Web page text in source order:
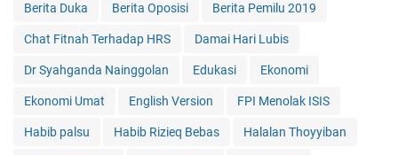
Berita Duka Berita Oposisi Berita Pemilu 2019
Chat Fitnah Terhadap HRS Damai Hari Lubis
Dr Syahganda Nainggolan Edukasi Ekonomi
Ekonomi Umat English Version FPI Menolak ISIS
Habib palsu Habib Rizieq Bebas Halalan Thoyyiban